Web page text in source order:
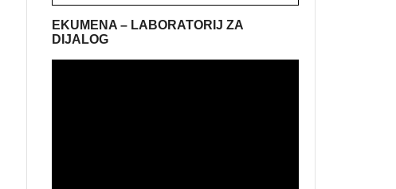
EKUMENA – LABORATORIJ ZA
DIJALOG